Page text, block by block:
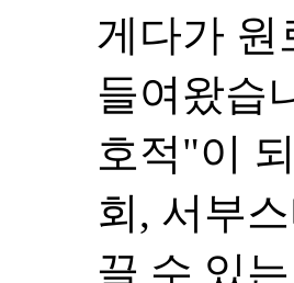
게다가 원
들여왔습
호적"이
회, 서부
끌 수 있